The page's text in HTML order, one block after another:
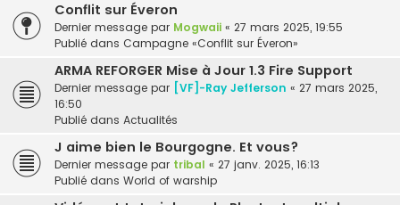
Conflit sur Éveron
Dernier message par Mogwaii « 27 mars 2025, 19:55
Publié dans Campagne «Conflit sur Éveron»
ARMA REFORGER Mise à Jour 1.3 Fire Support
Dernier message par [VF]-Ray Jefferson « 27 mars 2025,
16:50
Publié dans Actualités
J aime bien le Bourgogne. Et vous?
Dernier message par tribal « 27 janv. 2025, 16:13
Publié dans World of warship